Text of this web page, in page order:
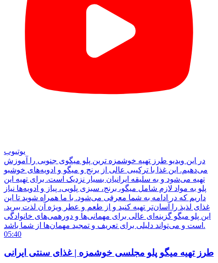
یوتیوب
در این ویدیو طرز تهیه خوشمزه ترین پلو میگوی جنوبی را آموزش
می‌دهیم. این غذا با ترکیبی عالی از برنج و میگو و ادویه‌های خوشبو
تهیه می‌شود و به سلیقه ایرانیان بسیار نزدیک است. برای تهیه این
پلو به مواد لازم شامل میگو، برنج، سبزی پلویی، پیاز و ادویه‌ها نیاز
داریم که در ادامه به شما معرفی می‌شود. با ما همراه شوید تا این
غذای لذیذ را آسان‌تر تهیه کنید و از طعم و عطر ویژه آن لذت ببرید.
این پلو میگو گزینه‌ای عالی برای مهمانی‌ها و دورهمی‌های خانوادگی
است و می‌تواند دلیلی برای تعریف و تمجید مهمان‌ها از شما باشد.
05:40
طرز تهیه میگو پلو مجلسی خوشمزه | غذای سنتی ایرانی